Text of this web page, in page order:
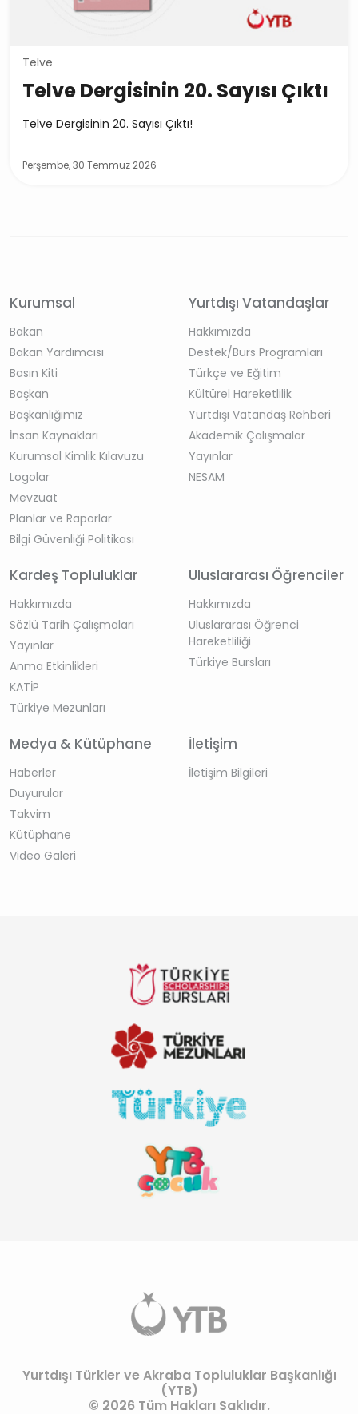
Telve
Telve Dergisinin 20. Sayısı Çıktı
Telve Dergisinin 20. Sayısı Çıktı!
Perşembe, 30 Temmuz 2026
Kurumsal
Bakan
Bakan Yardımcısı
Basın Kiti
Başkan
Başkanlığımız
İnsan Kaynakları
Kurumsal Kimlik Kılavuzu
Logolar
Mevzuat
Planlar ve Raporlar
Bilgi Güvenliği Politikası
Yurtdışı Vatandaşlar
Hakkımızda
Destek/Burs Programları
Türkçe ve Eğitim
Kültürel Hareketlilik
Yurtdışı Vatandaş Rehberi
Akademik Çalışmalar
Yayınlar
NESAM
Kardeş Topluluklar
Hakkımızda
Sözlü Tarih Çalışmaları
Yayınlar
Anma Etkinlikleri
KATİP
Türkiye Mezunları
Uluslararası Öğrenciler
Hakkımızda
Uluslararası Öğrenci
Hareketliliği
Türkiye Bursları
Medya & Kütüphane
Haberler
Duyurular
Takvim
Kütüphane
Video Galeri
İletişim
İletişim Bilgileri
Yurtdışı Türkler ve Akraba Topluluklar Başkanlığı
(YTB)
© 2026 Tüm Hakları Saklıdır.